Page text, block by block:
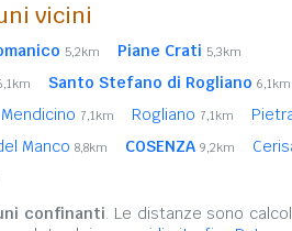
vicini
5,2km Piane Crati 5,3km
Santo Stefano di Rogliano 6,1km
Mendicino 7,1km Rogliano 7,1km
Manco 8,8km COSENZA 9,2km
confinanti. Le distanze sono